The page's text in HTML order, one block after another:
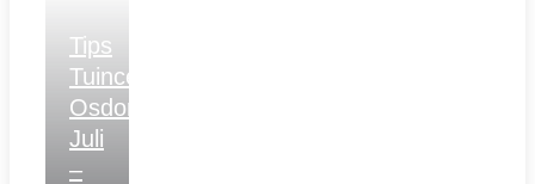
Tips
Tuincentrum
Osdorp
Juli
–